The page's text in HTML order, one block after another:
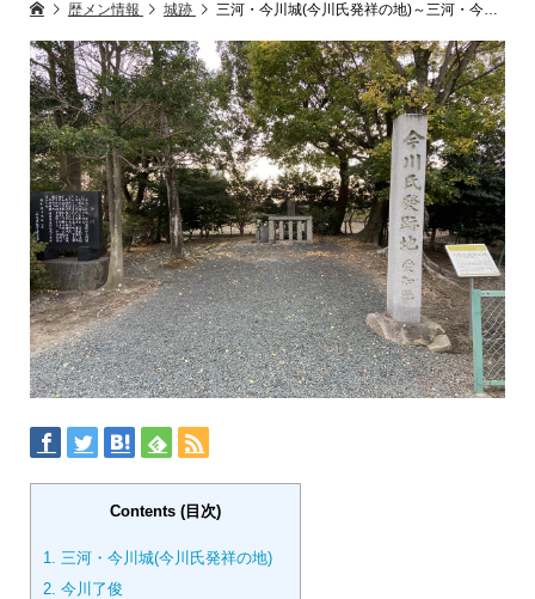
歴メン情報 城跡 三河・今川城(今川氏発祥の地)～三河・今川館の今川国氏と今川了俊
Contents (目次)
1.
三河・今川城(今川氏発祥の地)
2. 今川了俊